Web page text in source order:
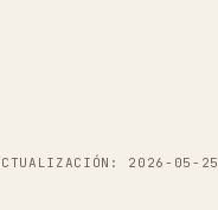
2026-05-25